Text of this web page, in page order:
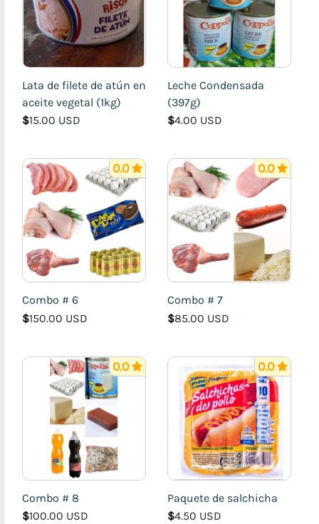
Aseo
Bebidas
Otros
Lata de filete de atún en
aceite vegetal (1kg)
$15.00 USD
Leche Condensada
(397g)
$4.00 USD
0.0
Combo # 6
$150.00 USD
0.0
Combo # 7
$85.00 USD
0.0
Combo # 8
$100.00 USD
0.0
Paquete de salchicha
$4.50 USD